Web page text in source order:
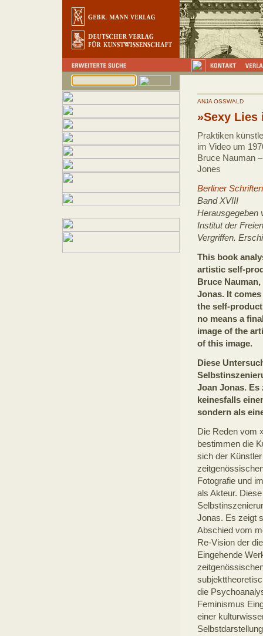
ANJA OSSWALD
»Sexy Lies
Praktiken
im Video um
Bruce Nauman
Jones
Berliner
Band XVIII
Herausgegeben
Institut der
Vergriffen.
This book
artistic self-
Bruce
Jonas. It
the self-
no means a
image of the
of this image.
Diese
Joan Jonas.
keinesfalls
sondern als
Die Reden vom
bestimmen die
sich der
Fotografie und
als Akteur.
Jonas. Es zeigt
Abschied vom
Re-Vision der
Eingehende
die
Feminismus
einer